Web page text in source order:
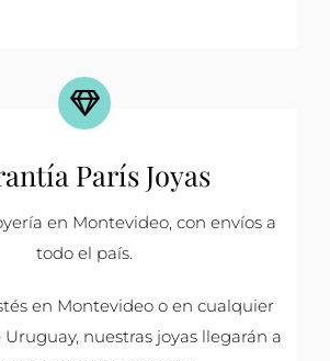
París Joyas
en Montevideo, con envíos a
todo el país.
en Montevideo o en cualquier
nuestras joyas llegarán a